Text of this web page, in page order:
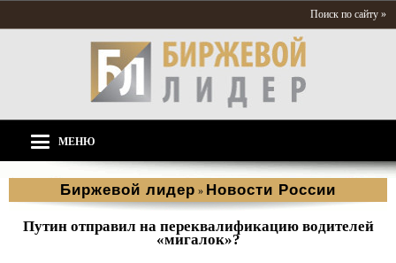
Поиск по сайту »
МЕНЮ
Биржевой лидер » Новости России
Путин отправил на переквалификацию водителей
«мигалок»?